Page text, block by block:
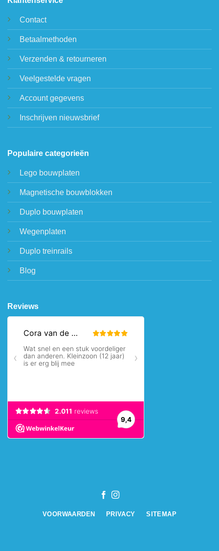
Contact
Betaalmethoden
Verzenden & retourneren
Veelgestelde vragen
Account gegevens
Inschrijven nieuwsbrief
Populaire categorieën
Lego bouwplaten
Magnetische bouwblokken
Duplo bouwplaten
Wegenplaten
Duplo treinrails
Blog
Reviews
VOORWAARDEN PRIVACY SITEMAP